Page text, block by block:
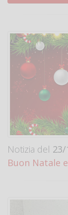
Notizia del 23/
Buon Natale